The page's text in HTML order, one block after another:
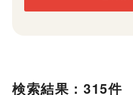
検索結果：315件